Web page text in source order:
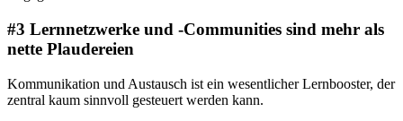
#3 Lernnetzwerke und -Communities sind mehr als
nette Plaudereien
Kommunikation und Austausch ist ein wesentlicher Lernbooster, der
zentral kaum sinnvoll gesteuert werden kann.